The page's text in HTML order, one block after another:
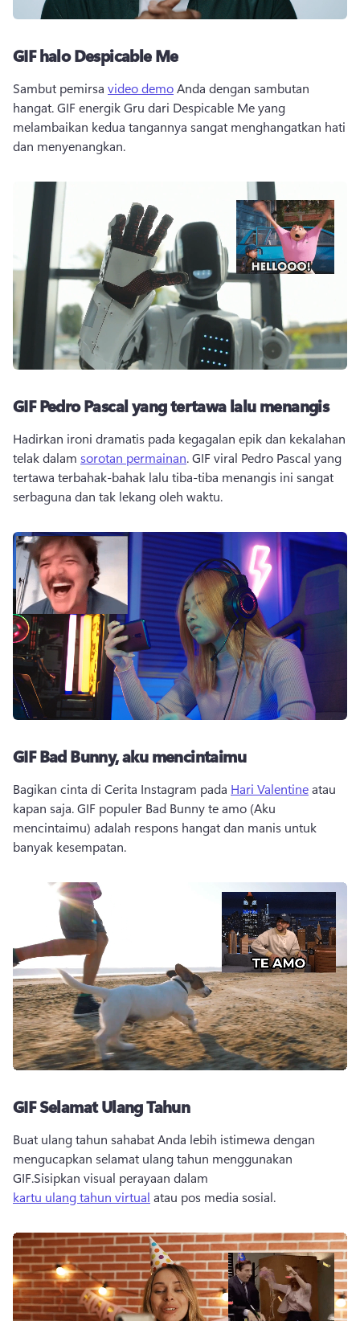
GIF halo Despicable Me
Sambut pemirsa video demo Anda dengan sambutan
hangat. GIF energik Gru dari Despicable Me yang
melambaikan kedua tangannya sangat menghangatkan hati
dan menyenangkan.
GIF Pedro Pascal yang tertawa lalu menangis
Hadirkan ironi dramatis pada kegagalan epik dan kekalahan
telak dalam sorotan permainan. GIF viral Pedro Pascal yang
tertawa terbahak-bahak lalu tiba-tiba menangis ini sangat
serbaguna dan tak lekang oleh waktu.
GIF Bad Bunny, aku mencintaimu
Bagikan cinta di Cerita Instagram pada Hari Valentine atau
kapan saja. GIF populer Bad Bunny te amo (Aku
mencintaimu) adalah respons hangat dan manis untuk
banyak kesempatan.
GIF Selamat Ulang Tahun
Buat ulang tahun sahabat Anda lebih istimewa dengan
mengucapkan selamat ulang tahun menggunakan
GIF.Sisipkan visual perayaan dalam
kartu ulang tahun virtual atau pos media sosial.